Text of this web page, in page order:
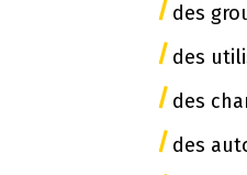
des
des
des
des